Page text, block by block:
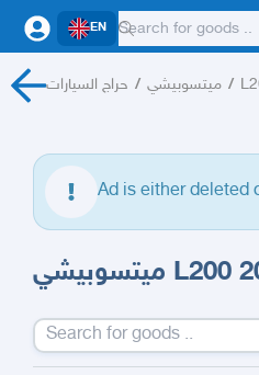
EN
حراج السيارات / ميتسوبيشي /
Ad is either deleted